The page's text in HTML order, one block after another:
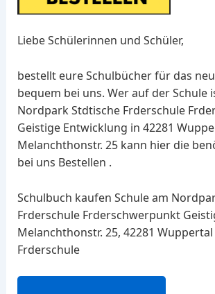
Liebe Schülerinnen und Schüler,
bestellt eure Schulbücher für das
bequem bei uns. Wer auf der Schule
Nordpark Stdtische Frderschule
Geistige Entwicklung in 42281
Melanchthonstr. 25 kann hier die
bei uns Bestellen .
Schulbuch kaufen Schule am
Frderschule Frderschwerpunkt
Melanchthonstr. 25, 42281
Frderschule